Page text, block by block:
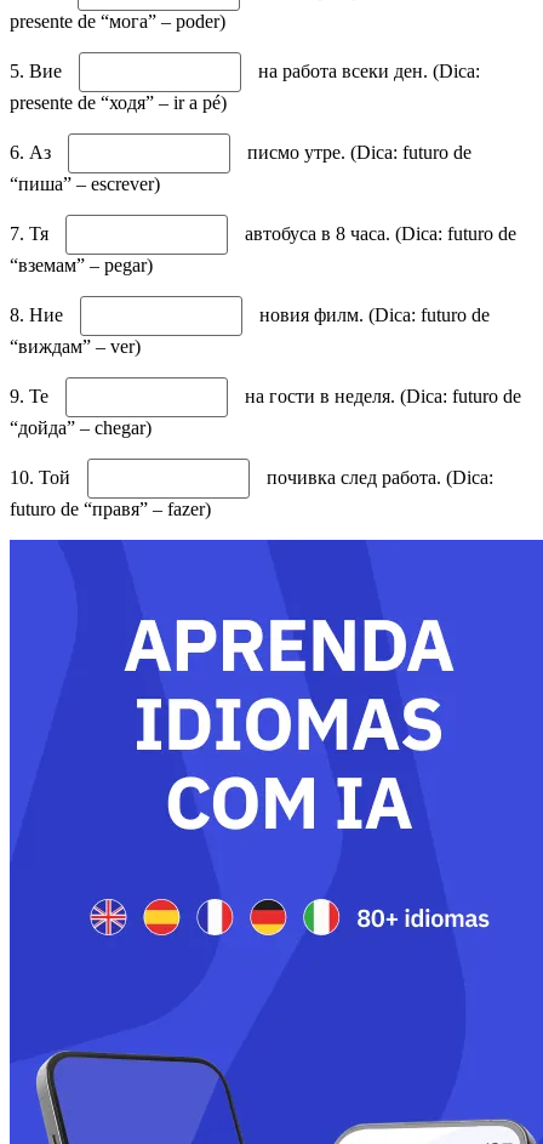
presente de “мога” – poder)
5. Вие
на работа всеки ден. (Dica:
presente de “ходя” – ir a pé)
6. Аз
писмо утре. (Dica: futuro de
“пиша” – escrever)
7. Тя
автобуса в 8 часа. (Dica: futuro de
“вземам” – pegar)
8. Ние
новия филм. (Dica: futuro de
“виждам” – ver)
9. Те
на гости в неделя. (Dica: futuro de
“дойда” – chegar)
10. Той
почивка след работа. (Dica:
futuro de “правя” – fazer)